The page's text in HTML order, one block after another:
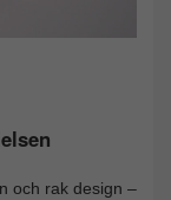
och rak design –